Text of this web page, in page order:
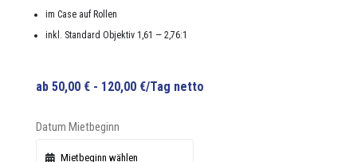
im Case auf Rollen
inkl. Stan­dard Objek­tiv 1,61 — 2,76:1
ab 50,00 €- 120,00 €/Tag netto
Datum Mietbeginn